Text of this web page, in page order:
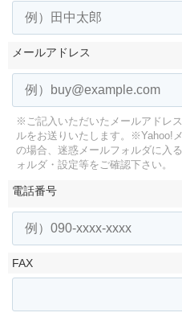
メールアドレス
※ご記入いただいたメールアドレ
ルをお送りいたします。
※Yahoo!
の場合、迷惑メールフォルダに入
ォルダ・設定等をご確認下さい。
電話番号
FAX